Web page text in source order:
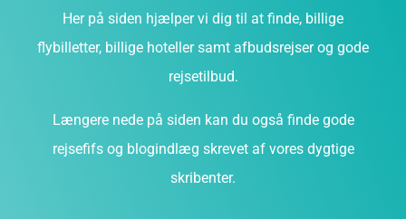
Her på siden hjælper vi dig til at finde, billige
flybilletter, billige hoteller samt afbudsrejser og gode
rejsetilbud.
Længere nede på siden kan du også finde gode
rejsefifs og blogindlæg skrevet af vores dygtige
skribenter.